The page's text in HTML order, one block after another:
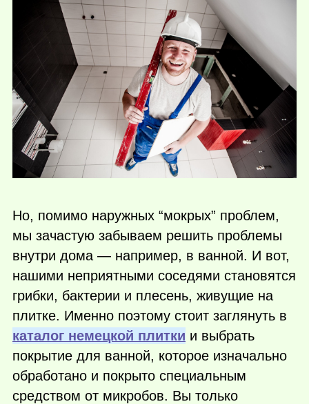
Но, помимо наружных “мокрых” проблем,
мы зачастую забываем решить проблемы
внутри дома — например, в ванной. И вот,
нашими неприятными соседями становятся
грибки, бактерии и плесень, живущие на
плитке. Именно поэтому стоит заглянуть в
каталог немецкой плитки и выбрать
покрытие для ванной, которое изначально
обработано и покрыто специальным
средством от микробов. Вы только